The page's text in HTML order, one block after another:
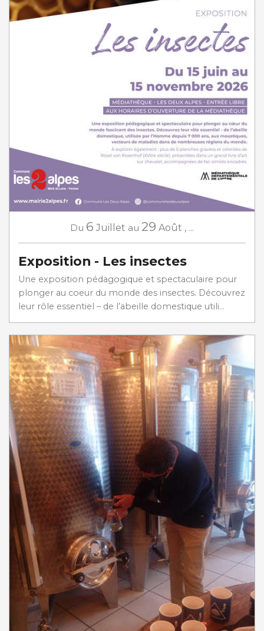
Du 6 Juillet au 29 Août , ...
Exposition - Les insectes
Une exposition pédagogique et spectaculaire pour
plonger au coeur du monde des insectes. Découvrez
leur rôle essentiel – de l’abeille domestique utili...